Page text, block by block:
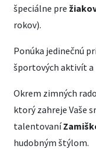
špeciálne pre
rokov).
Ponúka jedinečnú
športových aktivít a
Okrem zimných
ktorý zahreje Vaše
talentovaní
hudobným štýlom.